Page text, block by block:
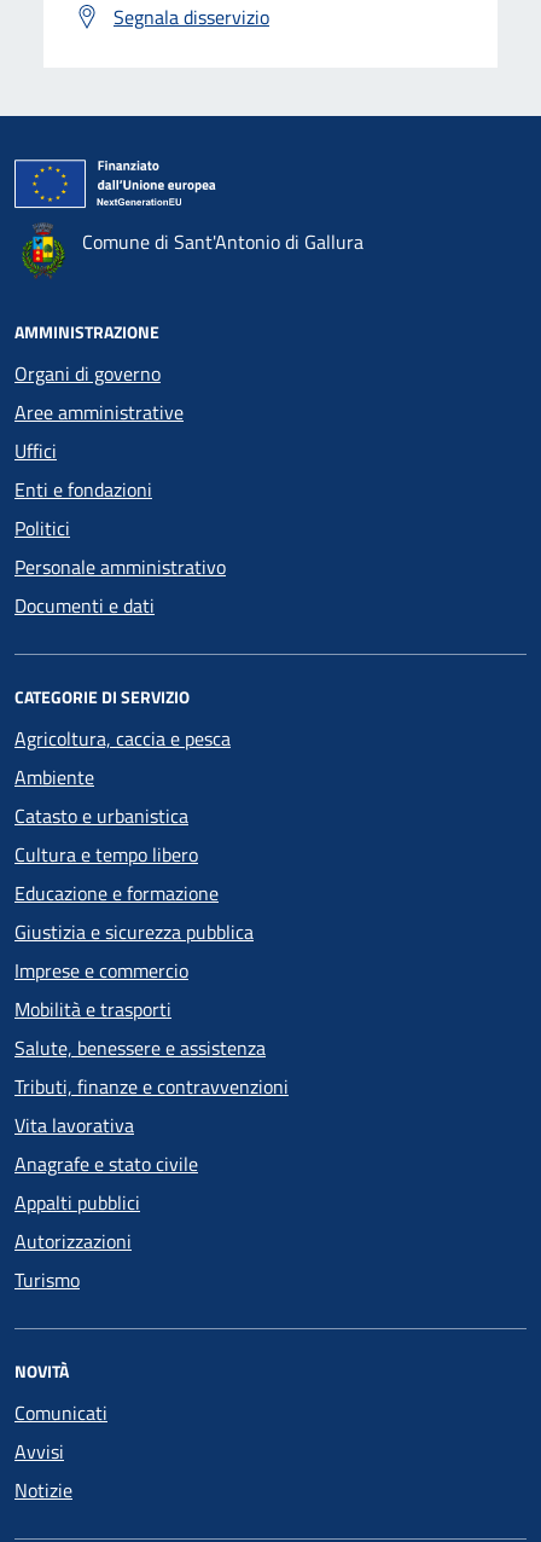
Segnala disservizio
Comune di Sant'Antonio di Gallura
AMMINISTRAZIONE
Organi di governo
Aree amministrative
Uffici
Enti e fondazioni
Politici
Personale amministrativo
Documenti e dati
CATEGORIE DI SERVIZIO
Agricoltura, caccia e pesca
Ambiente
Catasto e urbanistica
Cultura e tempo libero
Educazione e formazione
Giustizia e sicurezza pubblica
Imprese e commercio
Mobilità e trasporti
Salute, benessere e assistenza
Tributi, finanze e contravvenzioni
Vita lavorativa
Anagrafe e stato civile
Appalti pubblici
Autorizzazioni
Turismo
NOVITÀ
Comunicati
Avvisi
Notizie